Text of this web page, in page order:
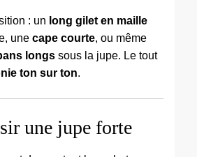
: un long gilet en maille
une cape courte, ou même
longs sous la jupe. Le tout
ton sur ton.
une jupe forte